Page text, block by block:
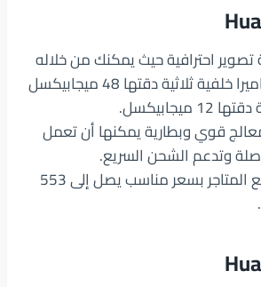
تصوير احترافية حيث يمكنك من خلاله
الاستمتاع بكاميرا خلفية ثلاثية دقتها 48 ميجابيكسل
قوي وبطارية يمكنها أن تعمل
وتدعم الشحن السريع.
يوجد في جميع المتاجر بسعر مناسب يصل إلى 553